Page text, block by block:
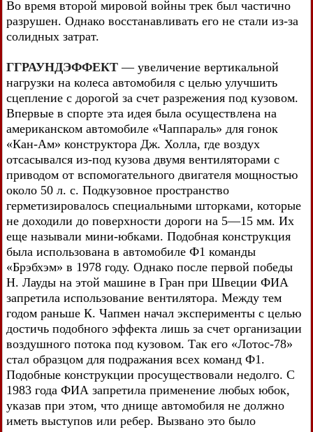
Во время второй мировой войны трек был частично
разрушен. Однако восстанавливать его не стали из-за
солидных затрат.
ГГРАУНДЭФФЕКТ — увеличение вертикальной
нагрузки на колеса автомобиля с целью улучшить
сцепление с дорогой за счет разрежения под кузовом.
Впервые в спорте эта идея была осуществлена на
американском автомобиле «Чаппараль» для гонок
«Кан-Ам» конструктора Дж. Холла, где воздух
отсасывался из-под кузова двумя вентиляторами с
приводом от вспомогательного двигателя мощностью
около 50 л. с. Подкузовное пространство
герметизировалось специальными шторками, которые
не доходили до поверхности дороги на 5—15 мм. Их
еще называли мини-юбками. Подобная конструкция
была использована в автомобиле Ф1 команды
«Брэбхэм» в 1978 году. Однако после первой победы
Н. Лауды на этой машине в Гран при Швеции ФИА
запретила использование вентилятора. Между тем
годом раньше К. Чапмен начал эксперименты с целью
достичь подобного эффекта лишь за счет организации
воздушного потока под кузовом. Так его «Лотос-78»
стал образцом для подражания всех команд Ф1.
Подобные конструкции просуществовали недолго. С
1983 года ФИА запретила применение любых юбок,
указав при этом, что днище автомобиля не должно
иметь выступов или ребер. Вызвано это было